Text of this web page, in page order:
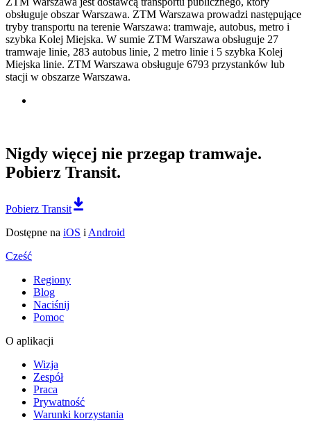
obsługuje obszar Warszawa. ZTM Warszawa prowadzi następujące
tryby transportu na terenie Warszawa: tramwaje, autobus, metro i
szybka Kolej Miejska. W sumie ZTM Warszawa obsługuje 27
tramwaje linie, 283 autobus linie, 2 metro linie i 5 szybka Kolej
Miejska linie. ZTM Warszawa obsługuje 6793 przystanków lub
stacji w obszarze Warszawa.
Nigdy więcej nie przegap tramwaje.
Pobierz Transit.
Pobierz Transit
Dostępne na iOS i Android
Cześć
Regiony
Blog
Naciśnij
Pomoc
O aplikacji
Wizja
Zespół
Praca
Prywatność
Warunki korzystania